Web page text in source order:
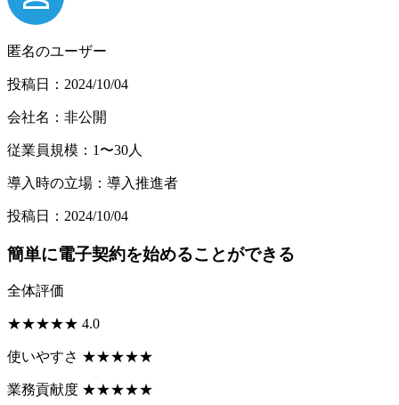
匿名のユーザー
投稿日：2024/10/04
会社名：非公開
従業員規模：1〜30人
導入時の立場：導入推進者
投稿日：2024/10/04
簡単に電子契約を始めることができる
全体評価
★★★★★ 4.0
使いやすさ ★★★★★
業務貢献度 ★★★★★